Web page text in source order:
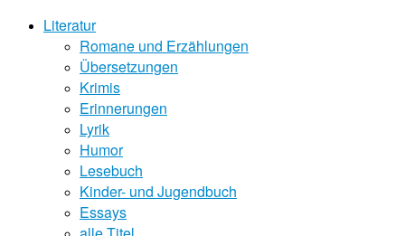
Literatur
Romane und Erzählungen
Übersetzungen
Krimis
Erinnerungen
Lyrik
Humor
Lesebuch
Kinder- und Jugendbuch
Essays